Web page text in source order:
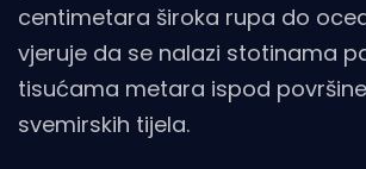
centimetara široka rupa do
vjeruje da se nalazi stotinama
tisućama metara ispod
svemirskih tijela.